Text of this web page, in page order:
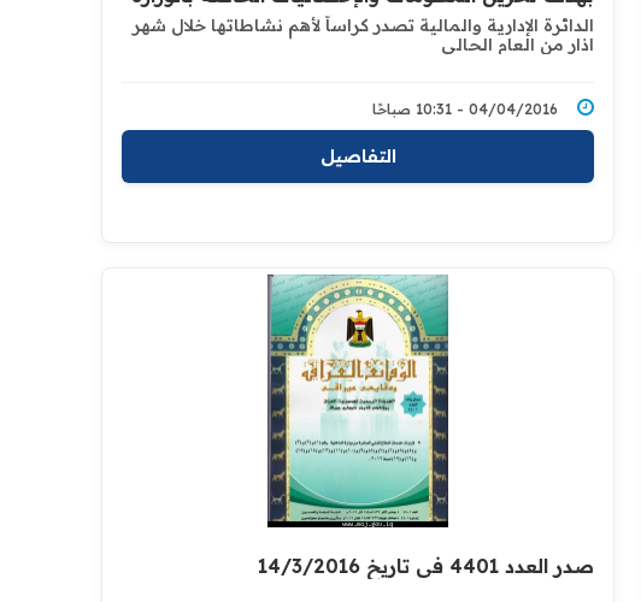
الدائرة الإدارية والمالية تصدر كراساً لأهم نشاطاتها خلال شهر
اذار من العام الحالي
04/04/2016 - 10:31 صباحًا
التفاصيل
صدر العدد 4401 في تاريخ 14/3/2016